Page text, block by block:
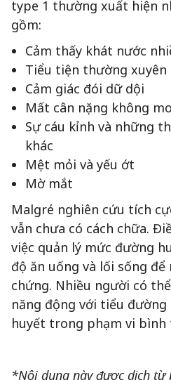
type 1 thường xuất hiện
gồm:
Cảm thấy khát nước
Tiểu tiện thường xuyên
Cảm giác đói dữ dội
Mất cân nặng không
Sự cáu kỉnh và những
khác
Mệt mỏi và yếu ớt
Mờ mắt
Malgré nghiên cứu tích
vẫn chưa có cách chữa.
việc quản lý mức đường
độ ăn uống và lối sống
chứng. Nhiều người có
năng động với tiểu
huyết trong phạm vi bình
*Nội dung này được dịch từ